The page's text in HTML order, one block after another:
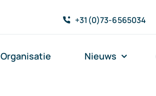
+31(0)73-6565034
Organisatie Nieuws